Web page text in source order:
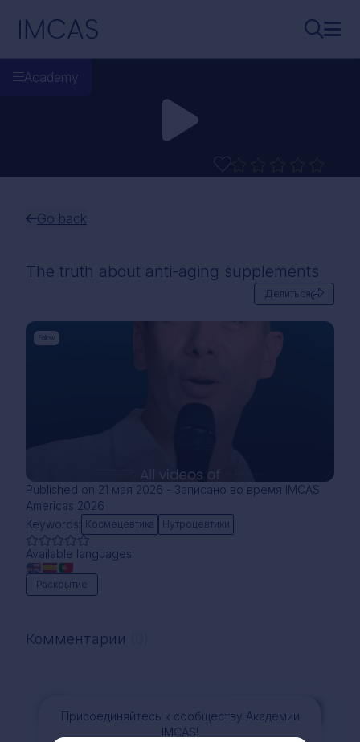
IMCAS
Academy
Go back
The truth about anti-aging supplements
Делиться
Follow
Published on 21 мая 2026 - Записано во время IMCAS
Americas 2026
Keywords: Космецевтика Нутроцевтики
Available languages:
Раскрытие
Комментарии
Присоединяйтесь к сообществу Академии
IMCAS!
Комментарий